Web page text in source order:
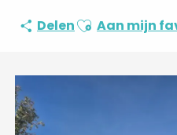
DelenAjouter aux
Aan mijn